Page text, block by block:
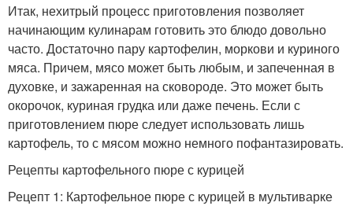
Итак, нехитрый процесс приготовления позволяет
начинающим кулинарам готовить это блюдо довольно
часто. Достаточно пару картофелин, моркови и куриного
мяса. Причем, мясо может быть любым, и запеченная в
духовке, и зажаренная на сковороде. Это может быть
окорочок, куриная грудка или даже печень. Если с
приготовлением пюре следует использовать лишь
картофель, то с мясом можно немного пофантазировать.
Рецепты картофельного пюре с курицей
Рецепт 1: Картофельное пюре с курицей в мультиварке